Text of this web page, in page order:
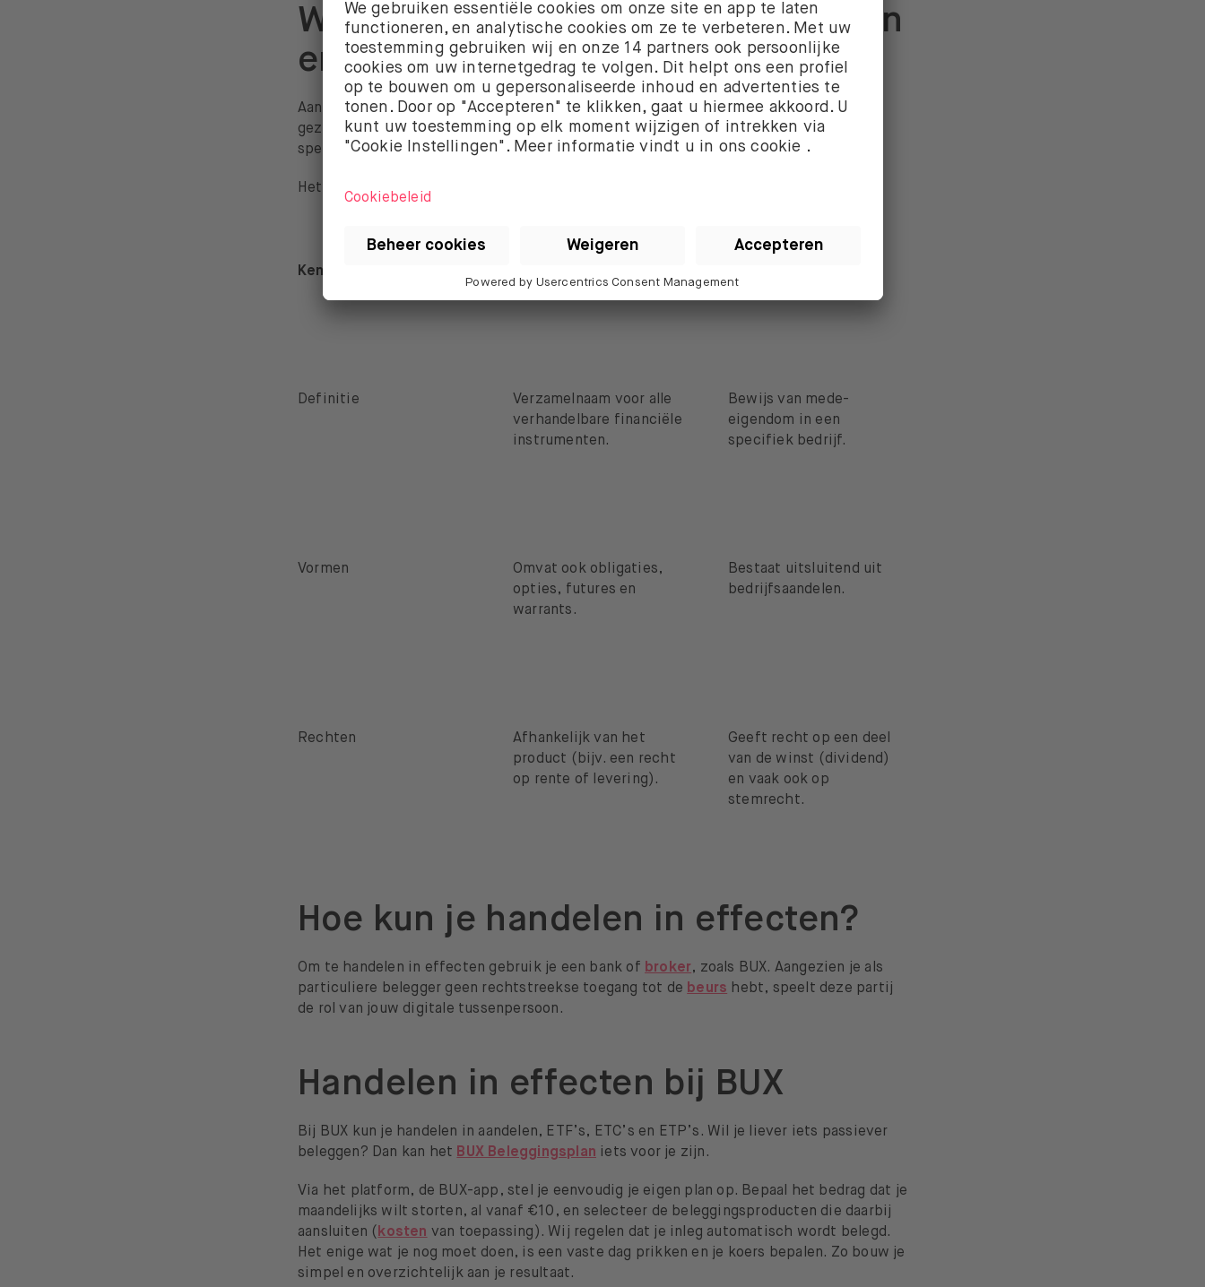
Wat is het verschil tussen aandelen
en effecten?
Aandelen en effecten hebben met elkaar te maken. Toch zijn ze niet hetzelfde. Kort
gezegd zijn de effecten de overkoepelende categorie, terwijl aandelen slechts een
specifiek deel daarvan vormen. Je ziet het verschil in de onderstaande tabel.
Het verschil tussen aandelen en effecten
Kenmerk
Definitie
Verzamelnaam voor alle
verhandelbare financiële
instrumenten.
Bewijs van mede-
eigendom in een
specifiek bedrijf.
Vormen
Omvat ook obligaties,
opties, futures en
warrants.
Bestaat uitsluitend uit
bedrijfsaandelen.
Rechten
Afhankelijk van het
product (bijv. een recht
op rente of levering).
Geeft recht op een deel
van de winst (dividend)
en vaak ook op
stemrecht.
Hoe kun je handelen in effecten?
Om te handelen in effecten gebruik je een bank of broker, zoals BUX. Aangezien je als
particuliere belegger geen rechtstreekse toegang tot de beurs hebt, speelt deze partij
de rol van jouw digitale tussenpersoon.
Handelen in effecten bij BUX
Bij BUX kun je handelen in aandelen, ETF’s, ETC’s en ETP’s. Wil je liever iets passiever
beleggen? Dan kan het BUX Beleggingsplan iets voor je zijn.
Via het platform, de BUX-app, stel je eenvoudig je eigen plan op. Bepaal het bedrag dat je
maandelijks wilt storten, al vanaf €10, en selecteer de beleggingsproducten die daarbij
aansluiten ( kosten van toepassing). Wij regelen dat je inleg automatisch wordt belegd.
Het enige wat je nog moet doen, is een vaste dag prikken en je koers bepalen. Zo bouw je
simpel en overzichtelijk aan je resultaat.